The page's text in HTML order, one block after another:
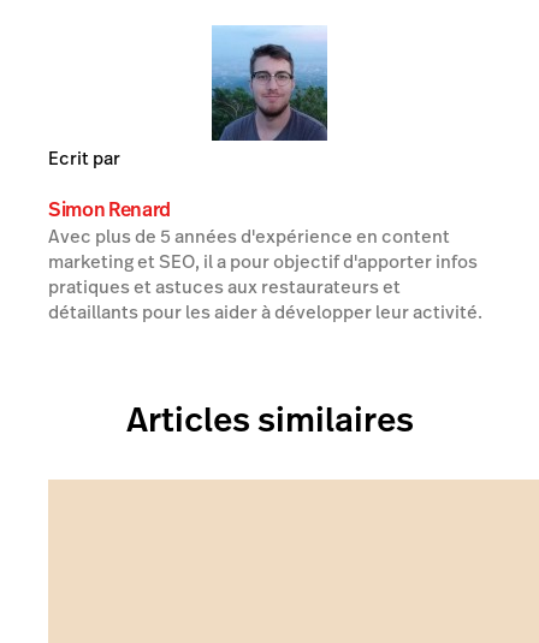
Ecrit par
Simon Renard
Avec plus de 5 années d'expérience en content
marketing et SEO, il a pour objectif d'apporter infos
pratiques et astuces aux restaurateurs et
détaillants pour les aider à développer leur activité.
Articles similaires